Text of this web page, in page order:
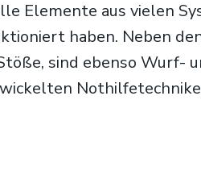
Elemente aus vielen
haben. Neben
sind ebenso Wurf-